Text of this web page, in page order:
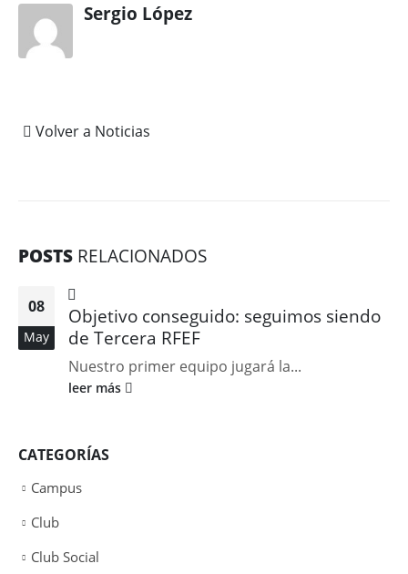
Sergio López
Volver a Noticias
POSTS RELACIONADOS
08
May
Objetivo conseguido: seguimos siendo
de Tercera RFEF
Nuestro primer equipo jugará la...
leer más
CATEGORÍAS
Campus
Club
Club Social